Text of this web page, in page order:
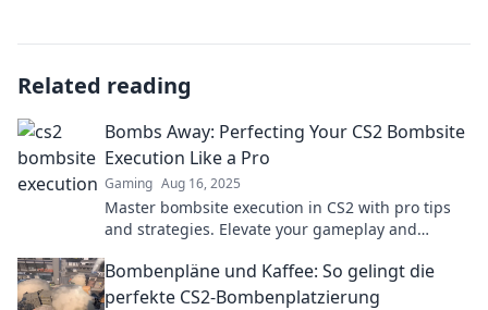
Related reading
Bombs Away: Perfecting Your CS2 Bombsite
Execution Like a Pro
Gaming Aug 16, 2025
Master bombsite execution in CS2 with pro tips
and strategies. Elevate your gameplay and
Bombenpläne und Kaffee: So gelingt die
perfekte CS2-Bombenplatzierung